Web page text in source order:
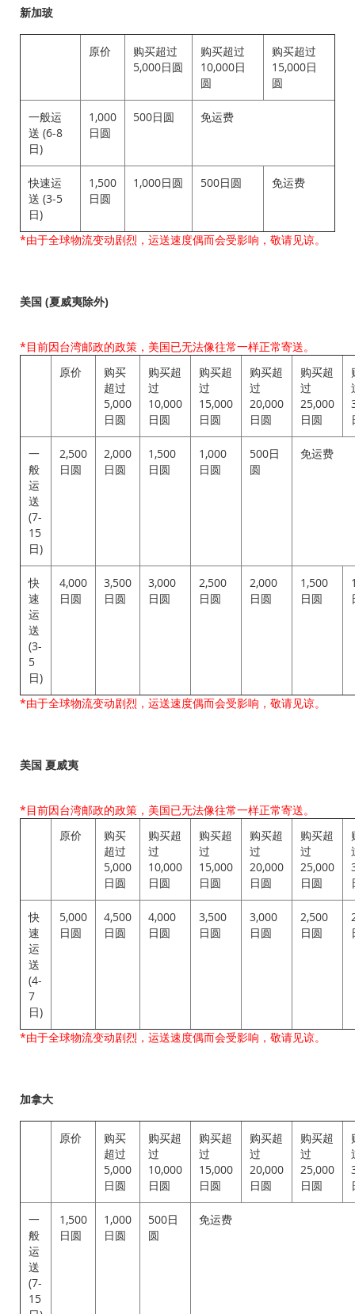
新加玻
原价
购买超过
5,000日圆
购买超过
10,000日
圆
购买超过
15,000日
圆
一般运
送 (6-8
日)
1,000
日圆
500日圆 免运费
快速运
送 (3-5
日)
1,500
日圆
1,000日圆 500日圆 免运费
*由于全球物流变动剧烈，运送速度偶而会受影响，敬请见谅。
美国 (夏威夷除外)
*目前因台湾邮政的政策，美国已无法像往常一样正常寄送。
原价
购买
超过
5,000
日圆
购买超
过
10,000
日圆
购买超
过
15,000
日圆
购买超
过
20,000
日圆
购买超
过
25,000
日圆
一
般
运
送
(7-
15
日)
2,500
日圆
2,000
日圆
1,500
日圆
1,000
日圆
500日
圆
免运费
快
速
运
送
(3-
5
日)
4,000
日圆
3,500
日圆
3,000
日圆
2,500
日圆
2,000
日圆
1,500
日圆
*由于全球物流变动剧烈，运送速度偶而会受影响，敬请见谅。
美国 夏威夷
*目前因台湾邮政的政策，美国已无法像往常一样正常寄送。
原价
购买
超过
5,000
日圆
购买超
过
10,000
日圆
购买超
过
15,000
日圆
购买超
过
20,000
日圆
购买超
过
25,000
日圆
快
速
运
送
(4-
7
日)
5,000
日圆
4,500
日圆
4,000
日圆
3,500
日圆
3,000
日圆
2,500
日圆
*由于全球物流变动剧烈，运送速度偶而会受影响，敬请见谅。
加拿大
原价
购买
超过
5,000
日圆
购买超
过
10,000
日圆
购买超
过
15,000
日圆
购买超
过
20,000
日圆
购买超
过
25,000
日圆
一
般
运
送
(7-
15
1,500
日圆
1,000
日圆
500日
圆
免运费